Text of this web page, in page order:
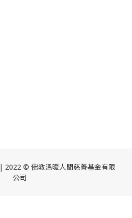
| 2022 © 佛教溫暖人間慈善基金有限
公司